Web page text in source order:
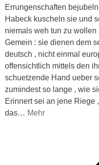
Errungenschaften
Habeck kuscheln sie und
niemals weh tun zu
Gemein : sie dienen dem
deutsch , nicht einmal
offensichtlich mittels den
schuetzende Hand ueber
zumindest so lange , wie
Erinnert sei an jene Riege
das… Mehr